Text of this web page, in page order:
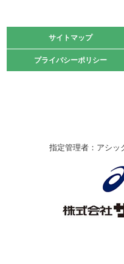
緑ケ丘体育館
2021.10.23
卓球選手権大会ラージボ
伊丹市総合体育大会 バ
なわとびイベントを開催
サイトマップ
プライバシーポリシー
サイトマップ
プライバシーポリシー
指定管理者：アシッ